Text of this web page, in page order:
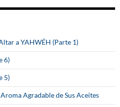
a YAHWÉH (Parte 1)
6)
5)
Agradable de Sus Aceites